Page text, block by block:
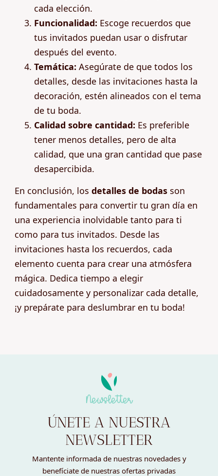
cada elección.
Funcionalidad: Escoge recuerdos que
tus invitados puedan usar o disfrutar
después del evento.
Temática: Asegúrate de que todos los
detalles, desde las invitaciones hasta la
decoración, estén alineados con el tema
de tu boda.
Calidad sobre cantidad: Es preferible
tener menos detalles, pero de alta
calidad, que una gran cantidad que pase
desapercibida.
En conclusión, los detalles de bodas son
fundamentales para convertir tu gran día en
una experiencia inolvidable tanto para ti
como para tus invitados. Desde las
invitaciones hasta los recuerdos, cada
elemento cuenta para crear una atmósfera
mágica. Dedica tiempo a elegir
cuidadosamente y personalizar cada detalle,
¡y prepárate para deslumbrar en tu boda!
Newsletter
ÚNETE A NUESTRA
NEWSLETTER
Mantente informada de nuestras novedades y
benefíciate de nuestras ofertas privadas